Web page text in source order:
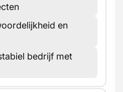
en
bedrijf met